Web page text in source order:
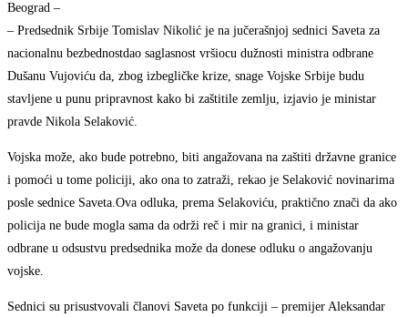
Beograd –
– Predsednik Srbije Tomislav Nikolić je na jučerašnjoj sednici Saveta za
nacionalnu bezbednostdao saglasnost vršiocu dužnosti ministra odbrane
Dušanu Vujoviću da, zbog izbegličke krize, snage Vojske Srbije budu
stavljene u punu pripravnost kako bi zaštitile zemlju, izjavio je ministar
pravde Nikola Selaković.
Vojska može, ako bude potrebno, biti angažovana na zaštiti državne granice
i pomoći u tome policiji, ako ona to zatraži, rekao je Selaković novinarima
posle sednice Saveta.Ova odluka, prema Selakoviću, praktično znači da ako
policija ne bude mogla sama da održi reč i mir na granici, i ministar
odbrane u odsustvu predsednika može da donese odluku o angažovanju
vojske.
Sednici su prisustvovali članovi Saveta po funkciji – premijer Aleksandar